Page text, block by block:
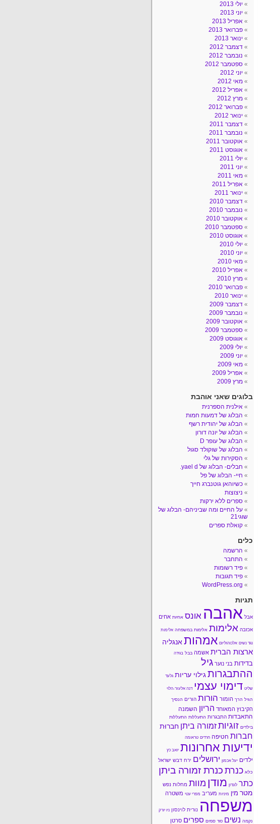
יולי 2013
יוני 2013
אפריל 2013
פברואר 2013
ינואר 2013
דצמבר 2012
נובמבר 2012
ספטמבר 2012
יוני 2012
מאי 2012
אפריל 2012
מרץ 2012
פברואר 2012
ינואר 2012
דצמבר 2011
נובמבר 2011
אוקטובר 2011
אוגוסט 2011
יולי 2011
יוני 2011
מאי 2011
אפריל 2011
ינואר 2011
דצמבר 2010
נובמבר 2010
אוקטובר 2010
ספטמבר 2010
אוגוסט 2010
יולי 2010
יוני 2010
מאי 2010
אפריל 2010
מרץ 2010
פברואר 2010
ינואר 2010
דצמבר 2009
נובמבר 2009
אוקטובר 2009
ספטמבר 2009
אוגוסט 2009
יולי 2009
יוני 2009
מאי 2009
אפריל 2009
מרץ 2009
בלוגים שאני אוהבת
אילנית הספרנית
הבלוג של דמעות חמות
הבלוג של יהודית רשף
הבלוג של יונה דורון
הבלוג של עופר D
הבלוג של שוקולד סגול
הסקירות של גלי
חבלים- הבלוג של yael d.
חיי- הבלוג של פל
כשיוהאן גוטנברג חייך
ניצוצות
ספרים ללא ירקות
על החיים ומה שביניהם- הבלוג של
שוגי21
קואלת ספרים
כלים
הרשמה
התחבר
פיד רשומות
פיד תגובות
WordPress.org
תגיות
אבל אהבה אונס אחיות אחים
אכזבה אלימות אלימות במשפחה אלימות
נגד נשים אלכוהוליזם אמהותאנגליה
ארצות הברית אשמה בבל בגידה
בדידות בני נוער גיל
ההתבגרות גילוי עריות גלעד
שליט דימוי עצמי דנה אלעזר-הלוי
הגיל הרך הומור הורות הורים הנסיך
הקיבוץ המאוחד הריון השמנה
התאבדות התבגרות התעללות התעללות
בילדים זוגיותזמורה ביתן חברוּת
חברות חטיפה חרדים טראומה
ידיעות אחרונות יואב כץ
ילדים יעל אכמון ירושלים ירח דבש ישראל
כלא כנרת כנרת זמורה ביתן
כתר לונדון מודן מוות מחלות נפש
מטר מין מיניות מעריב מפרי עטי משטרה
משפחה נורית לוינסון ניו יורק
נקמה נשים סוד סמים ספרים סרטן